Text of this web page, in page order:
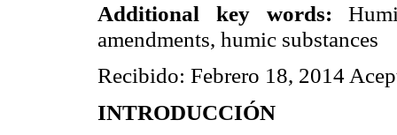
Additional key words:
amendments, humic substances
Recibido: Febrero 18, 2014
INTRODUCCIÓN